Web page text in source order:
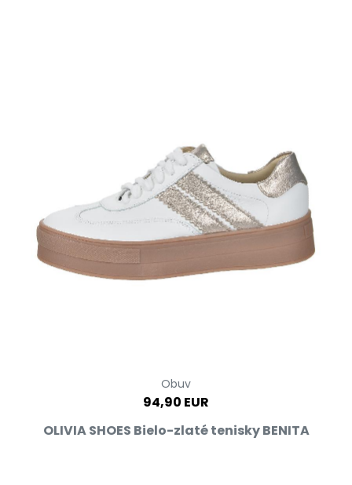
Obuv
94,90 EUR
OLIVIA SHOES Bielo-zlaté tenisky BENITA